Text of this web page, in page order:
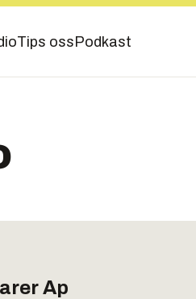
Tips oss Podkast
Ap